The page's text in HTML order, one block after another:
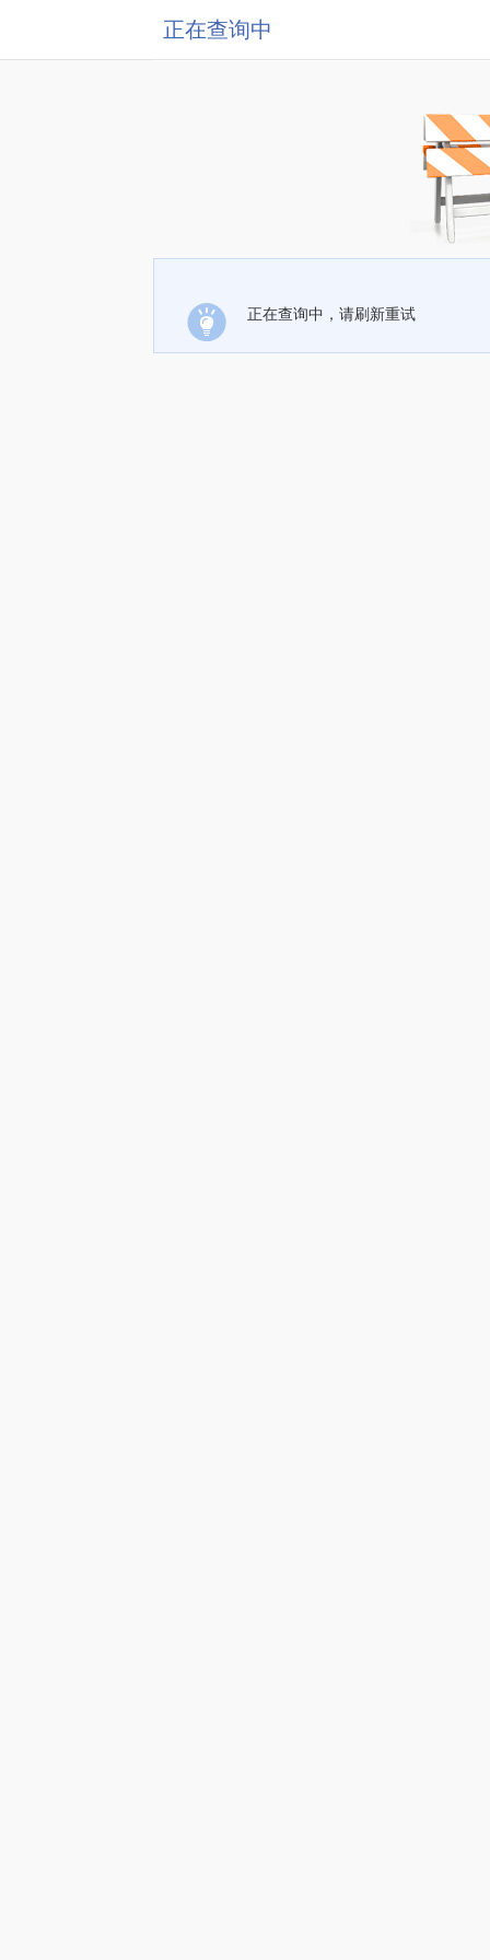
正在查询中
正在查询中，请刷新重试